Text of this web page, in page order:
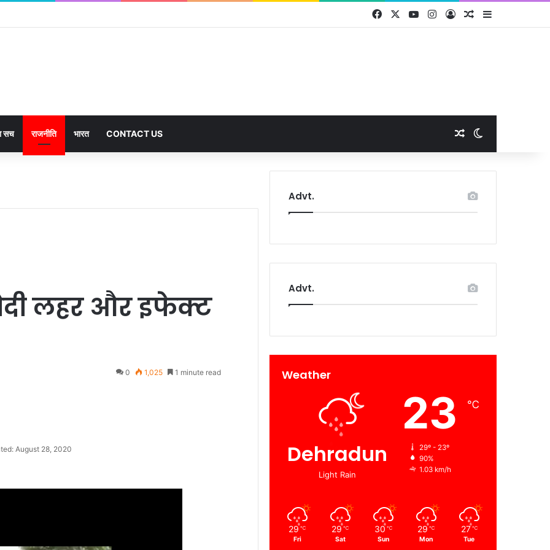
FacebookYouTubeInstagram
Log InRandom Article
Sidebar
सच राजनीति भारत CONTACT US Random Article
लहर और इफेक्ट
August 28, 2020
0 1,025 1 minute read
Advt.
Advt.
Weather
Dehradun
Light Rain
23 ℃
29º - 23º
90%
1.03 km/h
29 ℃
Fri
29 ℃
Sat
30 ℃
Sun
29 ℃
Mon
27 ℃
Tue